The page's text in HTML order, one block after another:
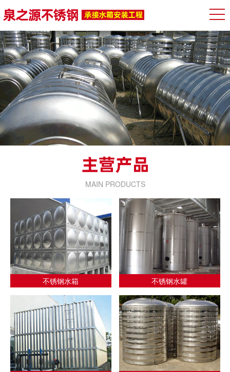
MAIN PRODUCTS
不锈钢水箱 不锈钢水罐